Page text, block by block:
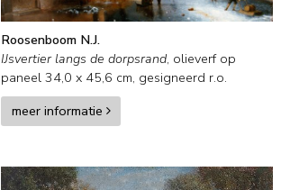
Roosenboom N.J.
IJsvertier langs de dorpsrand, olieverf op
paneel 34,0 x 45,6 cm, gesigneerd r.o.
meer informatie